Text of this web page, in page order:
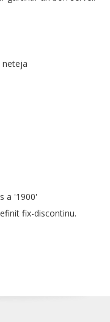
neteja
a '1900'
fix-discontinu.